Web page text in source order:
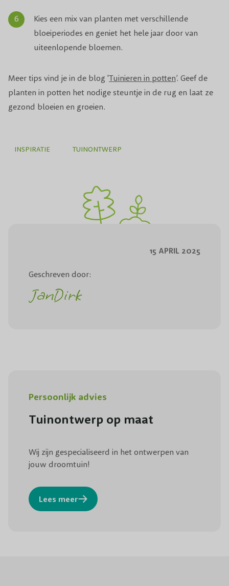
15 APRIL 2025
Geschreven door:
JanDirk
Persoonlijk advies
Tuinontwerp op maat
Wij zijn gespecialiseerd in het ontwerpen van
jouw droomtuin!
Lees meer
Kies een mix van planten met verschillende
bloeiperiodes en geniet het hele jaar door van
uiteenlopende bloemen.
Meer tips vind je in de blog 'Tuinieren in potten’. Geef de
planten in potten het nodige steuntje in de rug en laat ze
gezond bloeien en groeien.
INSPIRATIE TUINONTWERP